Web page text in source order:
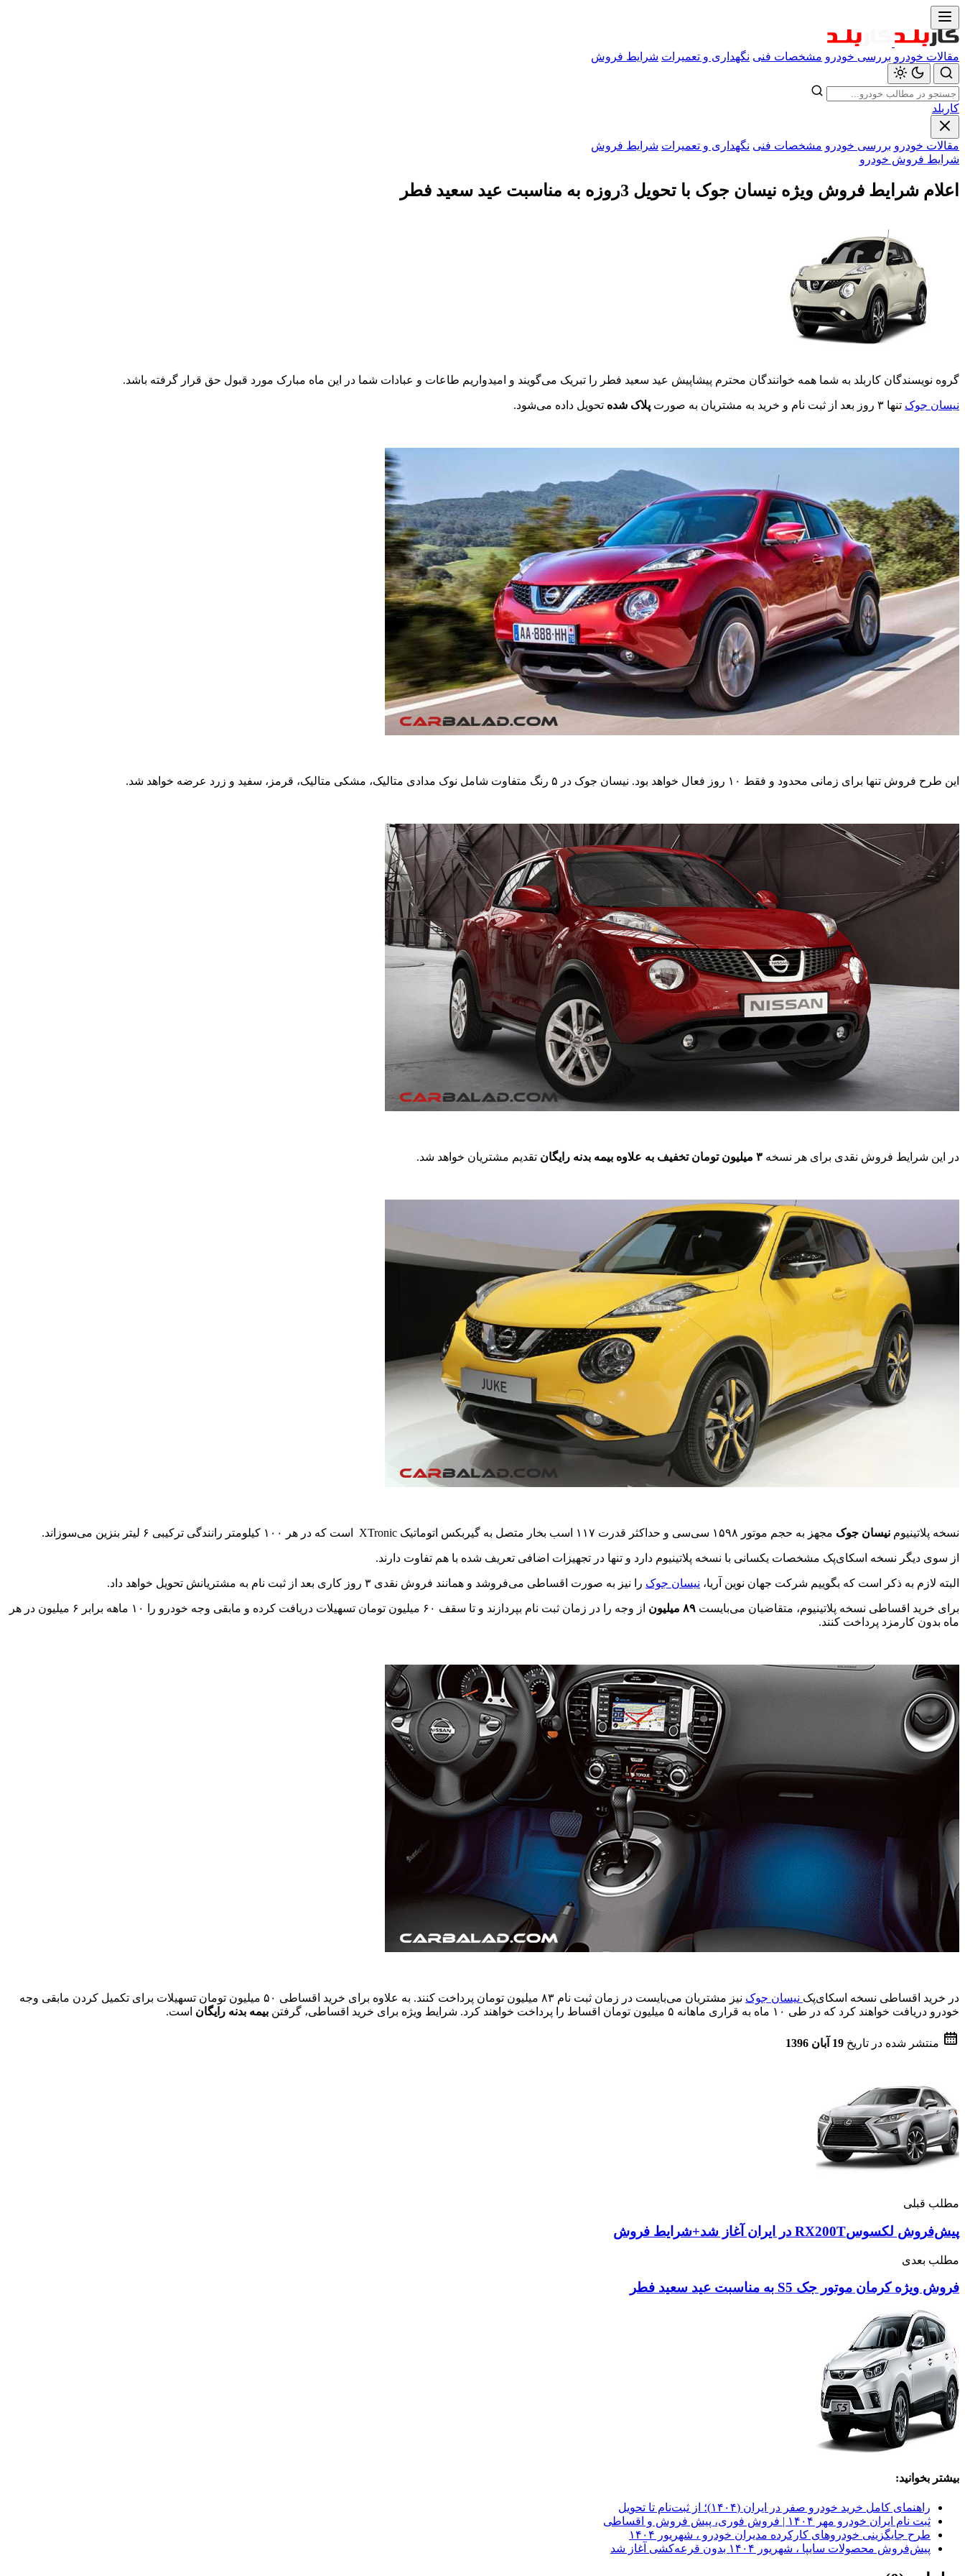
مقالات خودرو بررسی خودرو مشخصات فنی نگهداری و تعمیرات شرایط فروش
کاربلد
مقالات خودرو بررسی خودرو مشخصات فنی نگهداری و تعمیرات شرایط فروش
شرایط فروش خودرو
اعلام شرایط فروش ویژه نیسان جوک با تحویل 3روزه به مناسبت عید سعید فطر
گروه نویسندگان کاربلد به شما همه خوانندگان محترم پیشاپیش عید سعید فطر را تبریک می‌گویند و امیدواریم طاعات و عبادات شما در این ماه مبارک مورد قبول حق قرار گرفته باشد.
نیسان جوک تنها ۳ روز بعد از ثبت نام و خرید به مشتریان به صورت پلاک شده تحویل داده می‌شود.
این طرح فروش تنها برای زمانی محدود و فقط ۱۰ روز فعال خواهد بود. نیسان جوک در ۵ رنگ متفاوت شامل نوک مدادی متالیک، مشکی متالیک، قرمز، سفید و زرد عرضه خواهد شد.
در این شرایط فروش نقدی برای هر نسخه ۳ میلیون تومان تخفیف به علاوه بیمه بدنه رایگان تقدیم مشتریان خواهد شد.
نسخه پلاتینیوم نیسان جوک مجهز به حجم موتور ۱۵۹۸ سی‌سی‌ و حداکثر قدرت ۱۱۷ اسب بخار متصل به گیربکس اتوماتیک XTronic است که در هر ۱۰۰ کیلومتر رانندگی ترکیبی ۶ لیتر بنزین می‌سوزاند.
از سوی دیگر نسخه اسکای‌پک مشخصات یکسانی با نسخه پلاتینیوم دارد و تنها در تجهیزات اضافی تعریف شده با هم تفاوت دارند.
البته لازم به ذکر است که بگوییم شرکت جهان نوین آریا، نیسان جوک را نیز به صورت اقساطی می‌فروشد و همانند فروش نقدی ۳ روز کاری بعد از ثبت نام به مشتریانش تحویل خواهد داد.
برای خرید اقساطی نسخه پلاتینیوم، متقاضیان می‌بایست
از وجه را در زمان ثبت نام بپردازند و تا سقف ۶۰ میلیون تومان تسهیلات دریافت کرده و مابقی وجه خودرو را ۱۰ ماهه برابر ۶ میلیون در هر
ماه بدون کارمزد پرداخت کنند.
در خرید اقساطی نسخه اسکای‌پک نیسان جوک
نیز مشتریان می‌بایست در زمان ثبت نام ۸۳ میلیون تومان پرداخت کنند. به علاوه برای خرید اقساطی ۵۰ میلیون تومان تسهیلات برای تکمیل کردن مابقی وجه
خودرو دریافت خواهند کرد که در طی ۱۰ ماه به قراری ماهانه ۵ میلیون تومان اقساط را پرداخت خواهند کرد. شرایط ویژه برای خرید اقساطی، گرفتن
بیمه بدنه رایگان است.
منتشر شده در تاریخ 19 آبان 1396
مطلب قبلی
پیش‌فروش لکسوسRX200T در ایران آغاز شد+شرایط فروش
مطلب بعدی
فروش ویژه کرمان موتور جک S5 به مناسبت عید سعید فطر
بیشتر بخوانید:
راهنمای کامل خرید خودرو صفر در ایران (۱۴۰۴)؛ از ثبت‌نام تا تحویل
ثبت نام ایران خودرو مهر ۱۴۰۴ | فروش فوری، پیش فروش و اقساطی
طرح جایگزینی خودروهای کارکرده مدیران خودرو ، شهریور ۱۴۰۴
پیش‌فروش محصولات سایپا ، شهریور ۱۴۰۴ بدون قرعه‌کشی آغاز شد